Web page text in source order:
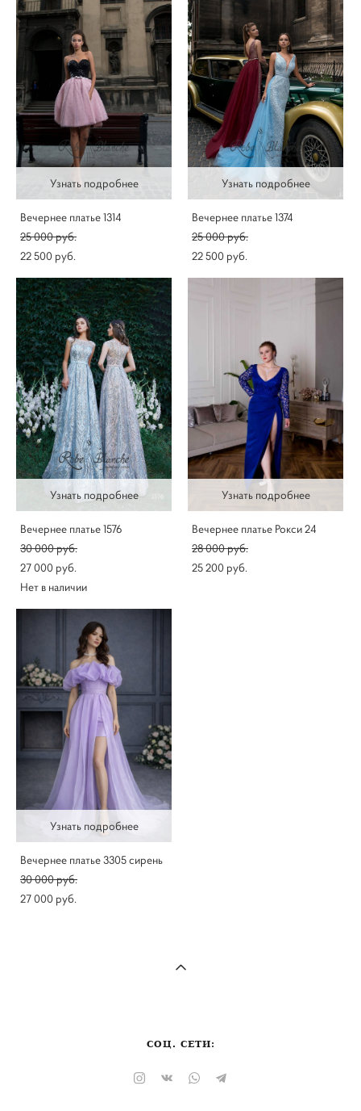
Узнать подробнее
Вечернее платье 1314
25 000 pуб.
22 500 pуб.
Узнать подробнее
Вечернее платье 1374
25 000 pуб.
22 500 pуб.
Узнать подробнее
Вечернее платье 1576
30 000 pуб.
27 000 pуб.
Нет в наличии
Узнать подробнее
Вечернее платье Рокси 24
28 000 pуб.
25 200 pуб.
Узнать подробнее
Вечернее платье 3305 сирень
30 000 pуб.
27 000 pуб.
СОЦ. СЕТИ: